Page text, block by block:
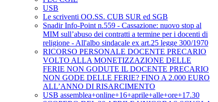
USB
Le scriventi OO.SS. CUB SUR ed SGB
Snadir Info-Point n.559 - Cassazione: nuovo stop al
MIM sull’abuso dei contratti a termine per i docenti di
religione - All'albo sindacale ex art.25 legge 300/1970
RICORSO PERSONALE DOCENTE PRECARIO
VOLTO ALLA MONETIZZAZIONE DELLE
FERIE NON GODUTE IL DOCENTE PRECARIO
NON GODE DELLE FERIE? FINO A 2.000 EURO
ALL’ANNO DI RISARCIMENTO
USB assemblea+online+16+aprile+alle+ore+17.30